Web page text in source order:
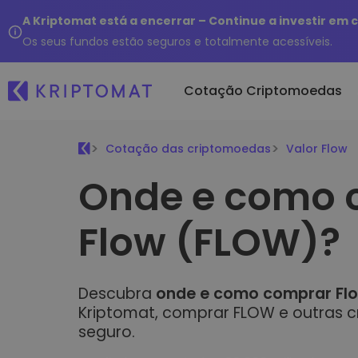
A Kriptomat está a encerrar – Continue a investir em
Os seus fundos estão seguros e totalmente acessíveis.
Cotação Criptomoedas
Todos os preços
Mais de 300 criptomoedas
Principais Ganhadores &
Perdedores
Procure oportunidades de
E se
de…
...hoje
Compre mais de
criptomoedas
Trocar Crypto
Mais de 1000
Modo inteligente
cripto
Cotação das criptomoedas Valor Flow
Onde e como
Flow (FLOW)?
Descubra onde e como comprar
Kriptomat, comprar FLOW e outras
seguro.